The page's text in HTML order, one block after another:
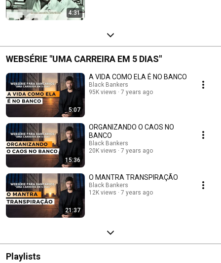
4:31
WEBSÉRIE "UMA CARREIRA EM 5 DIAS"
5:07
A VIDA COMO ELA É NO BANCO
Black Bankers
95K views
7 years ago
15:36
ORGANIZANDO O CAOS NO
BANCO
Black Bankers
20K views
7 years ago
21:37
O MANTRA TRANSPIRAÇÃO
Black Bankers
12K views
7 years ago
Playlists